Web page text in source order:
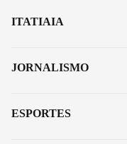
ITATIAIA
JORNALISMO
ESPORTES